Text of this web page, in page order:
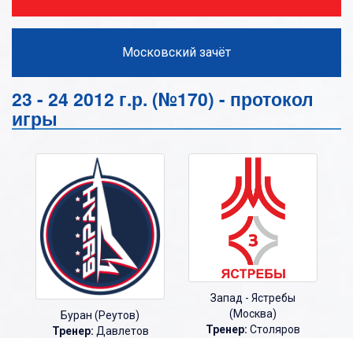
Московский зачёт
23 - 24 2012 г.р. (№170) - протокол
игры
Буран (Реутов)
Тренер: Давлетов
Запад - Ястребы
(Москва)
Тренер: Столяров